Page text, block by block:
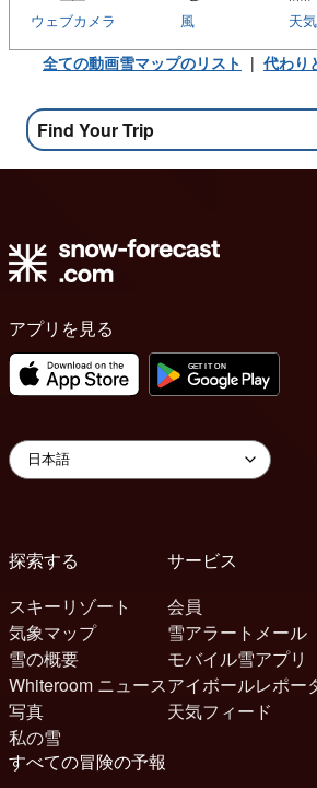
天気
風
ウェブカメラ
全ての動画雪マップのリスト | 代わり
Find Your Trip
アプリを見る
探索する
スキーリゾート
気象マップ
雪の概要
Whiteroom ニュース
写真
私の雪
サービス
会員
雪アラートメール
モバイル雪アプリ
アイボールレポー
天気フィード
すべての冒険の予報